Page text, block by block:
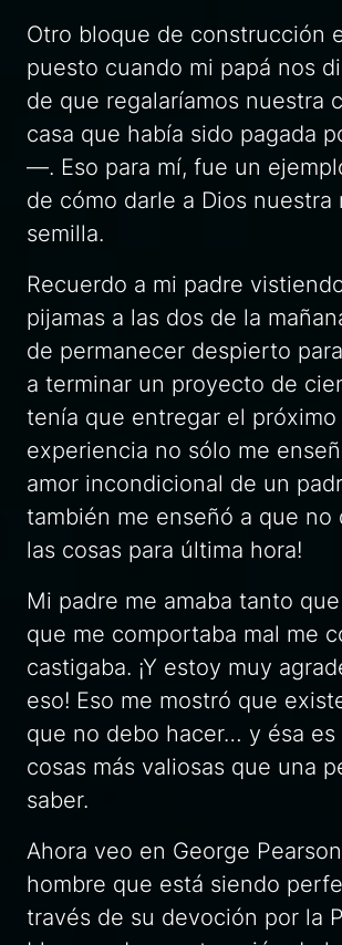
Otro bloque de construcción
puesto cuando mi papá nos
de que regalaríamos nuestra
casa que había sido pagada
—. Eso para mí, fue un
de cómo darle a Dios nuestra
semilla.
Recuerdo a mi padre
pijamas a las dos de la
de permanecer despierto
a terminar un proyecto de
tenía que entregar el próximo
experiencia no sólo me
amor incondicional de un
también me enseñó a que no
las cosas para última hora!
Mi padre me amaba tanto
que me comportaba mal me
castigaba. ¡Y estoy muy
eso! Eso me mostró que
que no debo hacer… y ésa es
cosas más valiosas que una
saber.
Ahora veo en George
hombre que está siendo
través de su devoción por la